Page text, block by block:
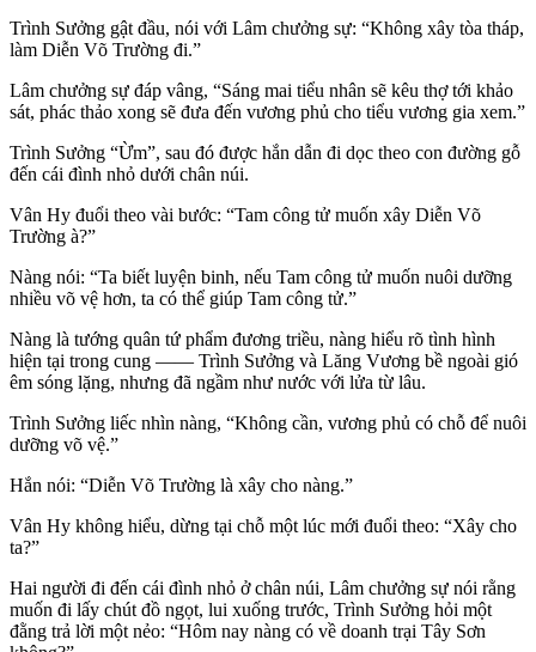
Trình Sưởng gật đầu, nói với Lâm chưởng sự: “Không xây tòa tháp,
làm Diễn Võ Trường đi.”
Lâm chưởng sự đáp vâng, “Sáng mai tiểu nhân sẽ kêu thợ tới khảo
sát, phác thảo xong sẽ đưa đến vương phủ cho tiểu vương gia xem.”
Trình Sưởng “Ừm”, sau đó được hắn dẫn đi dọc theo con đường gỗ
đến cái đình nhỏ dưới chân núi.
Vân Hy đuổi theo vài bước: “Tam công tử muốn xây Diễn Võ
Trường à?”
Nàng nói: “Ta biết luyện binh, nếu Tam công tử muốn nuôi dưỡng
nhiều võ vệ hơn, ta có thể giúp Tam công tử.”
Nàng là tướng quân tứ phẩm đương triều, nàng hiểu rõ tình hình
hiện tại trong cung —— Trình Sưởng và Lăng Vương bề ngoài gió
êm sóng lặng, nhưng đã ngầm như nước với lửa từ lâu.
Trình Sưởng liếc nhìn nàng, “Không cần, vương phủ có chỗ để nuôi
dưỡng võ vệ.”
Hắn nói: “Diễn Võ Trường là xây cho nàng.”
Vân Hy không hiểu, dừng tại chỗ một lúc mới đuổi theo: “Xây cho
ta?”
Hai người đi đến cái đình nhỏ ở chân núi, Lâm chưởng sự nói rằng
muốn đi lấy chút đồ ngọt, lui xuống trước, Trình Sưởng hỏi một
đằng trả lời một nẻo: “Hôm nay nàng có về doanh trại Tây Sơn